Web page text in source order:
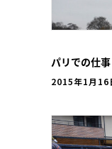
パリでの仕事
2015年1月16